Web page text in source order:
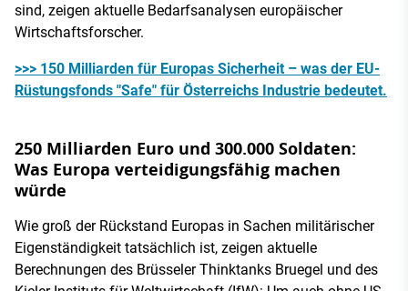
sind, zeigen aktuelle Bedarfsanalysen europäischer
Wirtschaftsforscher.
>>> 150 Milliarden für Europas Sicherheit – was der EU-
Rüstungsfonds "Safe" für Österreichs Industrie bedeutet.
250 Milliarden Euro und 300.000 Soldaten:
Was Europa verteidigungsfähig machen
würde
Wie groß der Rückstand Europas in Sachen militärischer
Eigenständigkeit tatsächlich ist, zeigen aktuelle
Berechnungen des Brüsseler Thinktanks Bruegel und des